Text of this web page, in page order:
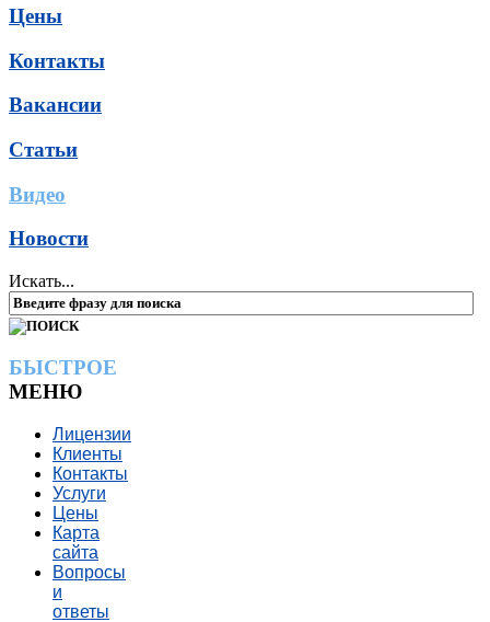
Цены
Контакты
Вакансии
Статьи
Видео
Новости
Искать...
БЫСТРОЕ
МЕНЮ
Лицензии
Клиенты
Контакты
Услуги
Цены
Карта
сайта
Вопросы
и
ответы